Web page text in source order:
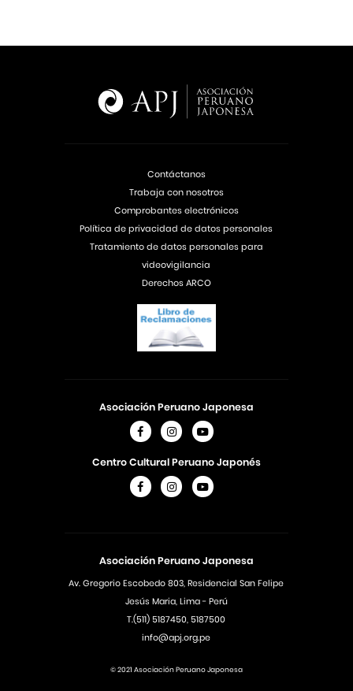
Asociación Peruano Japonesa
Av. Gregorio Escobedo 803, Residencial San Felipe
Jesús Maria, Lima - Perú
T.(511) 5187450, 5187500
info@apj.org.pe
Asociación Peruano Japonesa
Centro Cultural Peruano Japonés
Contáctanos
Trabaja con nosotros
Comprobantes electrónicos
Política de privacidad de datos personales
Tratamiento de datos personales para
videovigilancia
Derechos ARCO
© 2021 Asociación Peruano Japonesa